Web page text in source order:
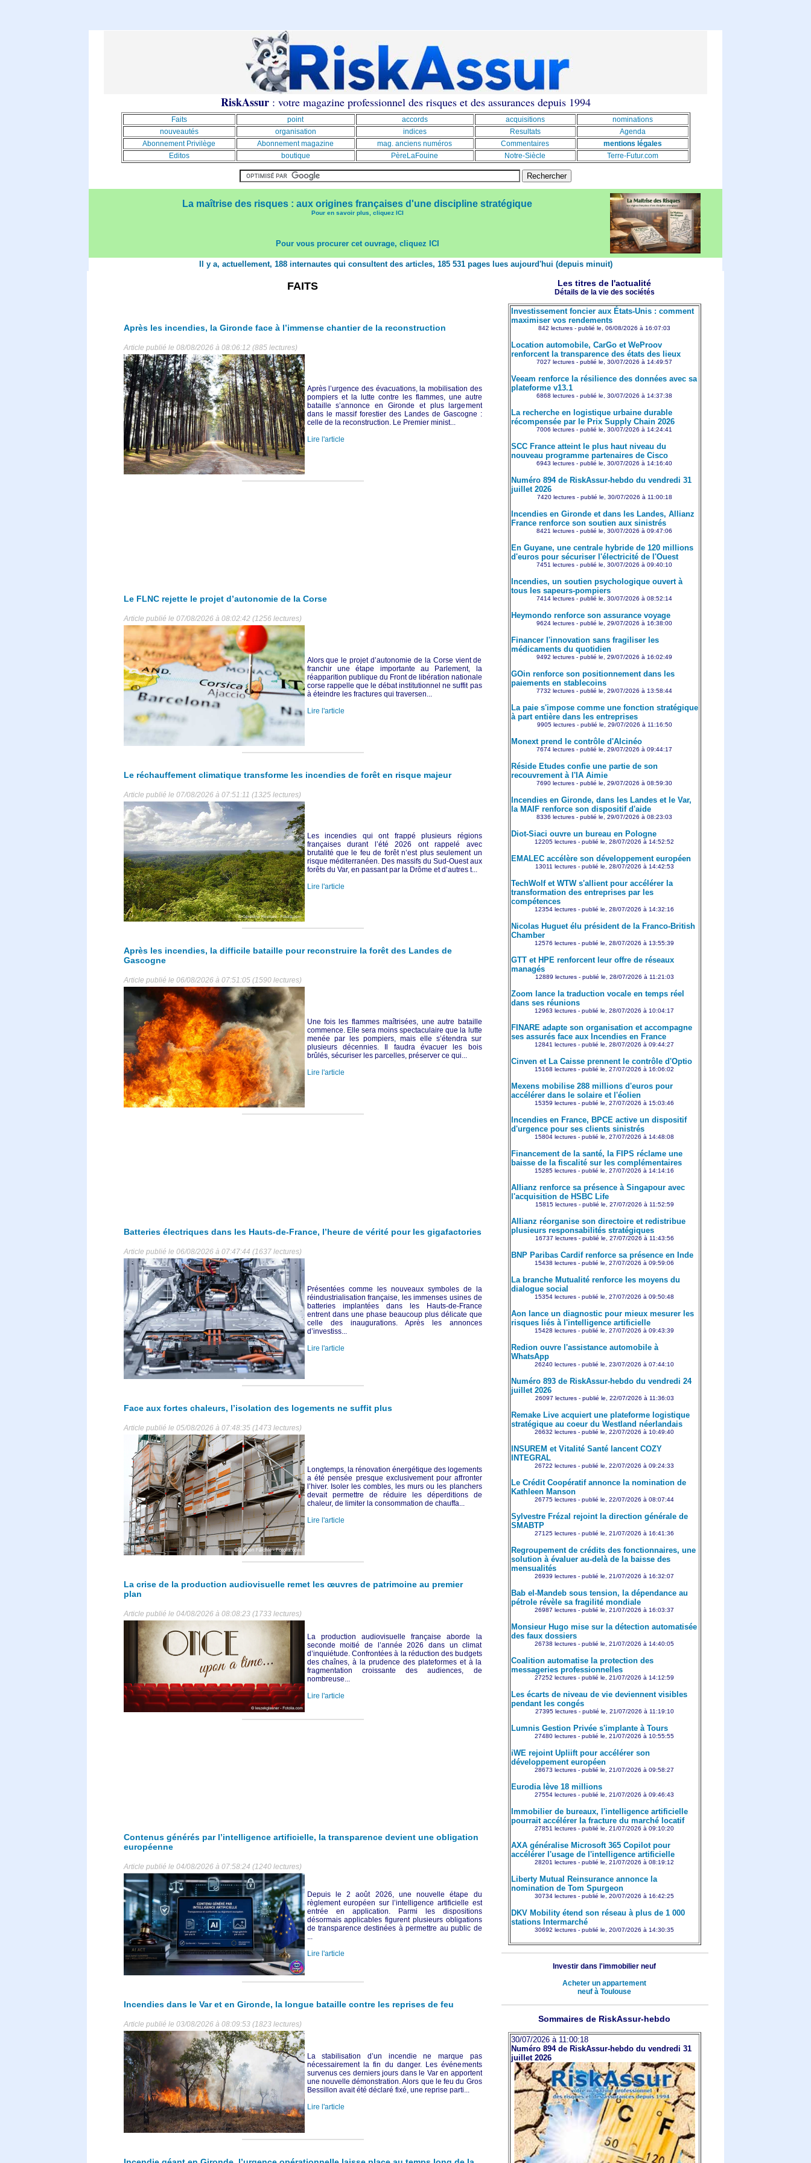
RiskAssur: votre magazine professionnel des risques et des assurances depuis 1994
Faits point accords acquisitions
nominations
nouveautés
organisation indices Resultats
Agenda
Abonnement Privilège
Abonnement magazine mag. anciens numéros Commentaires
mentions légales
Editos
boutique PèreLaFouine Notre-Siècle Terre-Futur.com
La maîtrise des risques : aux origines françaises d'une discipline stratégique
Pour en savoir plus, cliquez ICI
Pour vous procurer cet ouvrage, cliquez ICI
Il y a, actuellement, 188 internautes qui consultent des articles, 185 531 pages lues aujourd'hui (depuis minuit)
FAITS
Après les incendies, la Gironde face à l’immense chantier de la reconstruction
Article publié le 08/08/2026 à 08:06:12 (885 lectures)
Après l’urgence des évacuations, la mobilisation des
pompiers et la lutte contre les flammes, une autre
bataille s’annonce en Gironde et plus largement
dans le massif forestier des Landes de Gascogne :
celle de la reconstruction. Le Premier minist...
Lire l'article
Le FLNC rejette le projet d’autonomie de la Corse
Article publié le 07/08/2026 à 08:02:42 (1256 lectures)
Alors que le projet d’autonomie de la Corse vient de
franchir une étape importante au Parlement, la
réapparition publique du Front de libération nationale
corse rappelle que le débat institutionnel ne suffit pas
à éteindre les fractures qui traversen...
Lire l'article
Le réchauffement climatique transforme les incendies de forêt en risque majeur
Article publié le 07/08/2026 à 07:51:11 (1325 lectures)
Les incendies qui ont frappé plusieurs régions
françaises durant l’été 2026 ont rappelé avec
brutalité que le feu de forêt n’est plus seulement un
risque méditerranéen. Des massifs du Sud-Ouest aux
forêts du Var, en passant par la Drôme et d’autres t...
Lire l'article
Après les incendies, la difficile bataille pour reconstruire la forêt des Landes de
Gascogne
Article publié le 06/08/2026 à 07:51:05 (1590 lectures)
Une fois les flammes maîtrisées, une autre bataille
commence. Elle sera moins spectaculaire que la lutte
menée par les pompiers, mais elle s’étendra sur
plusieurs décennies. Il faudra évacuer les bois
brûlés, sécuriser les parcelles, préserver ce qui...
Lire l'article
Batteries électriques dans les Hauts-de-France, l’heure de vérité pour les gigafactories
Article publié le 06/08/2026 à 07:47:44 (1637 lectures)
Présentées comme les nouveaux symboles de la
réindustrialisation française, les immenses usines de
batteries implantées dans les Hauts-de-France
entrent dans une phase beaucoup plus délicate que
celle des inaugurations. Après les annonces
d’investiss...
Lire l'article
Face aux fortes chaleurs, l’isolation des logements ne suffit plus
Article publié le 05/08/2026 à 07:48:35 (1473 lectures)
Longtemps, la rénovation énergétique des logements
a été pensée presque exclusivement pour affronter
l’hiver. Isoler les combles, les murs ou les planchers
devait permettre de réduire les déperditions de
chaleur, de limiter la consommation de chauffa...
Lire l'article
La crise de la production audiovisuelle remet les œuvres de patrimoine au premier
plan
Article publié le 04/08/2026 à 08:08:23 (1733 lectures)
La production audiovisuelle française aborde la
seconde moitié de l’année 2026 dans un climat
d’inquiétude. Confrontées à la réduction des budgets
des chaînes, à la prudence des plateformes et à la
fragmentation croissante des audiences, de
nombreuse...
Lire l'article
Contenus générés par l’intelligence artificielle, la transparence devient une obligation
européenne
Article publié le 04/08/2026 à 07:58:24 (1240 lectures)
Depuis le 2 août 2026, une nouvelle étape du
règlement européen sur l’intelligence artificielle est
entrée en application. Parmi les dispositions
désormais applicables figurent plusieurs obligations
de transparence destinées à permettre au public de
...
Lire l'article
Incendies dans le Var et en Gironde, la longue bataille contre les reprises de feu
Article publié le 03/08/2026 à 08:09:53 (1823 lectures)
La stabilisation d’un incendie ne marque pas
nécessairement la fin du danger. Les événements
survenus ces derniers jours dans le Var en apportent
une nouvelle démonstration. Alors que le feu du Gros
Bessillon avait été déclaré fixé, une reprise parti...
Lire l'article
Les titres de l'actualité
Détails de la vie des sociétés
Investissement foncier aux États-Unis : comment
maximiser vos rendements
842 lectures - publié le, 06/08/2026 à 16:07:03
Location automobile, CarGo et WeProov
renforcent la transparence des états des lieux
7027 lectures - publié le, 30/07/2026 à 14:49:57
Veeam renforce la résilience des données avec sa
plateforme v13.1
6868 lectures - publié le, 30/07/2026 à 14:37:38
La recherche en logistique urbaine durable
récompensée par le Prix Supply Chain 2026
7006 lectures - publié le, 30/07/2026 à 14:24:41
SCC France atteint le plus haut niveau du
nouveau programme partenaires de Cisco
6943 lectures - publié le, 30/07/2026 à 14:16:40
Numéro 894 de RiskAssur-hebdo du vendredi 31
juillet 2026
7420 lectures - publié le, 30/07/2026 à 11:00:18
Incendies en Gironde et dans les Landes, Allianz
France renforce son soutien aux sinistrés
8421 lectures - publié le, 30/07/2026 à 09:47:06
En Guyane, une centrale hybride de 120 millions
d'euros pour sécuriser l'électricité de l'Ouest
7451 lectures - publié le, 30/07/2026 à 09:40:10
Incendies, un soutien psychologique ouvert à
tous les sapeurs-pompiers
7414 lectures - publié le, 30/07/2026 à 08:52:14
Heymondo renforce son assurance voyage
9624 lectures - publié le, 29/07/2026 à 16:38:00
Financer l'innovation sans fragiliser les
médicaments du quotidien
9492 lectures - publié le, 29/07/2026 à 16:02:49
GOin renforce son positionnement dans les
paiements en stablecoins
7732 lectures - publié le, 29/07/2026 à 13:58:44
La paie s'impose comme une fonction stratégique
à part entière dans les entreprises
9905 lectures - publié le, 29/07/2026 à 11:16:50
Monext prend le contrôle d'Alcinéo
7674 lectures - publié le, 29/07/2026 à 09:44:17
Réside Etudes confie une partie de son
recouvrement à l'IA Aimie
7690 lectures - publié le, 29/07/2026 à 08:59:30
Incendies en Gironde, dans les Landes et le Var,
la MAIF renforce son dispositif d'aide
8336 lectures - publié le, 29/07/2026 à 08:23:03
Diot-Siaci ouvre un bureau en Pologne
12205 lectures - publié le, 28/07/2026 à 14:52:52
EMALEC accélère son développement européen
13011 lectures - publié le, 28/07/2026 à 14:42:53
TechWolf et WTW s'allient pour accélérer la
transformation des entreprises par les
compétences
12354 lectures - publié le, 28/07/2026 à 14:32:16
Nicolas Huguet élu président de la Franco-British
Chamber
12576 lectures - publié le, 28/07/2026 à 13:55:39
GTT et HPE renforcent leur offre de réseaux
managés
12889 lectures - publié le, 28/07/2026 à 11:21:03
Zoom lance la traduction vocale en temps réel
dans ses réunions
12963 lectures - publié le, 28/07/2026 à 10:04:17
FINARE adapte son organisation et accompagne
ses assurés face aux Incendies en France
12841 lectures - publié le, 28/07/2026 à 09:44:27
Cinven et La Caisse prennent le contrôle d'Optio
15168 lectures - publié le, 27/07/2026 à 16:06:02
Mexens mobilise 288 millions d'euros pour
accélérer dans le solaire et l'éolien
15359 lectures - publié le, 27/07/2026 à 15:03:46
Incendies en France, BPCE active un dispositif
d'urgence pour ses clients sinistrés
15804 lectures - publié le, 27/07/2026 à 14:48:08
Financement de la santé, la FIPS réclame une
baisse de la fiscalité sur les complémentaires
15285 lectures - publié le, 27/07/2026 à 14:14:16
Allianz renforce sa présence à Singapour avec
l'acquisition de HSBC Life
15815 lectures - publié le, 27/07/2026 à 11:52:59
Allianz réorganise son directoire et redistribue
plusieurs responsabilités stratégiques
16737 lectures - publié le, 27/07/2026 à 11:43:56
BNP Paribas Cardif renforce sa présence en Inde
15438 lectures - publié le, 27/07/2026 à 09:59:06
La branche Mutualité renforce les moyens du
dialogue social
15354 lectures - publié le, 27/07/2026 à 09:50:48
Aon lance un diagnostic pour mieux mesurer les
risques liés à l'intelligence artificielle
15428 lectures - publié le, 27/07/2026 à 09:43:39
Redion ouvre l'assistance automobile à
WhatsApp
26240 lectures - publié le, 23/07/2026 à 07:44:10
Numéro 893 de RiskAssur-hebdo du vendredi 24
juillet 2026
26097 lectures - publié le, 22/07/2026 à 11:36:03
Remake Live acquiert une plateforme logistique
stratégique au coeur du Westland néerlandais
26632 lectures - publié le, 22/07/2026 à 10:49:40
INSUREM et Vitalité Santé lancent COZY
INTEGRAL
26722 lectures - publié le, 22/07/2026 à 09:24:33
Le Crédit Coopératif annonce la nomination de
Kathleen Manson
26775 lectures - publié le, 22/07/2026 à 08:07:44
Sylvestre Frézal rejoint la direction générale de
SMABTP
27125 lectures - publié le, 21/07/2026 à 16:41:36
Regroupement de crédits des fonctionnaires, une
solution à évaluer au-delà de la baisse des
mensualités
26939 lectures - publié le, 21/07/2026 à 16:32:07
Bab el-Mandeb sous tension, la dépendance au
pétrole révèle sa fragilité mondiale
26987 lectures - publié le, 21/07/2026 à 16:03:37
Monsieur Hugo mise sur la détection automatisée
des faux dossiers
26738 lectures - publié le, 21/07/2026 à 14:40:05
Coalition automatise la protection des
messageries professionnelles
27252 lectures - publié le, 21/07/2026 à 14:12:59
Les écarts de niveau de vie deviennent visibles
pendant les congés
27395 lectures - publié le, 21/07/2026 à 11:19:10
Lumnis Gestion Privée s'implante à Tours
27480 lectures - publié le, 21/07/2026 à 10:55:55
iWE rejoint Upliift pour accélérer son
développement européen
28673 lectures - publié le, 21/07/2026 à 09:58:27
Eurodia lève 18 millions
27554 lectures - publié le, 21/07/2026 à 09:46:43
Immobilier de bureaux, l'intelligence artificielle
pourrait accélérer la fracture du marché locatif
27851 lectures - publié le, 21/07/2026 à 09:10:20
AXA généralise Microsoft 365 Copilot pour
accélérer l'usage de l'intelligence artificielle
28201 lectures - publié le, 21/07/2026 à 08:19:12
Liberty Mutual Reinsurance annonce la
nomination de Tom Spurgeon
30734 lectures - publié le, 20/07/2026 à 16:42:25
DKV Mobility étend son réseau à plus de 1 000
stations Intermarché
30692 lectures - publié le, 20/07/2026 à 14:30:35
Investir dans l'immobilier neuf
Acheter un appartement
neuf à Toulouse
Sommaires de RiskAssur-hebdo
30/07/2026 à 11:00:18
Numéro 894 de RiskAssur-hebdo du vendredi 31
juillet 2026